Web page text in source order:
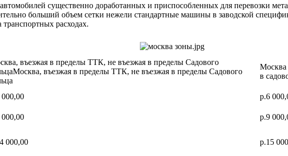
существенно доработанных и приспособленных для перевозки
больший объем сетки нежели стандартные машины в заводской
расходах.
въезжая в пределы ТТК, не въезжая в пределы Садового
въезжая в пределы ТТК, не въезжая в пределы Садового
Москва
в
000,00 р.6
000,00 р.9
000,00 р.15